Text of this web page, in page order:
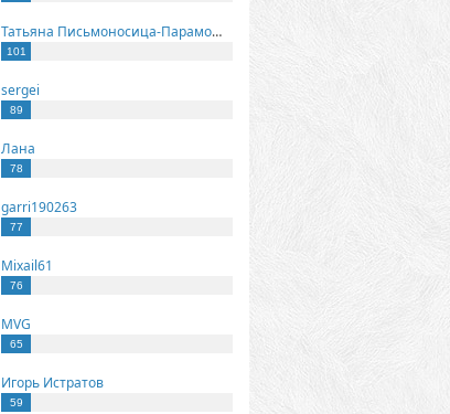
Татьяна Письмоносица-Парамонова
101
sergei
89
Лана
78
garri190263
77
Mixail61
76
MVG
65
Игорь Истратов
59